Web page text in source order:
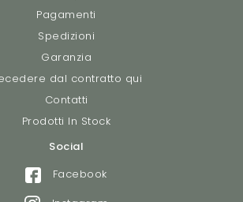
Pagamenti
Spedizioni
Garanzia
dal contratto qui
Contatti
Prodotti In Stock
Social
Facebook